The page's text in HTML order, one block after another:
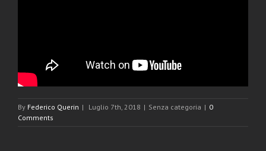
By Federico Querin | Luglio 7th, 2018 | Senza categoria | 0
Comments